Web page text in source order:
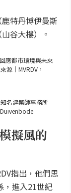
特丹博伊曼斯
谷大樓）。
應都市環境與未來
源｜MVRDV，
名建築師事務所
擬風的
指出，他們思
，進入21世紀